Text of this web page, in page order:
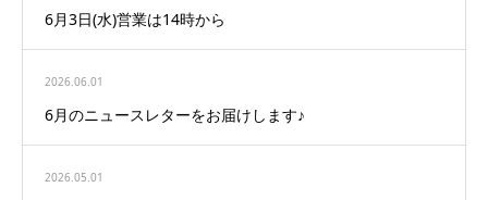
6月3日(水)営業は14時から
2026.06.01
6月のニュースレターをお届けします♪
2026.05.01